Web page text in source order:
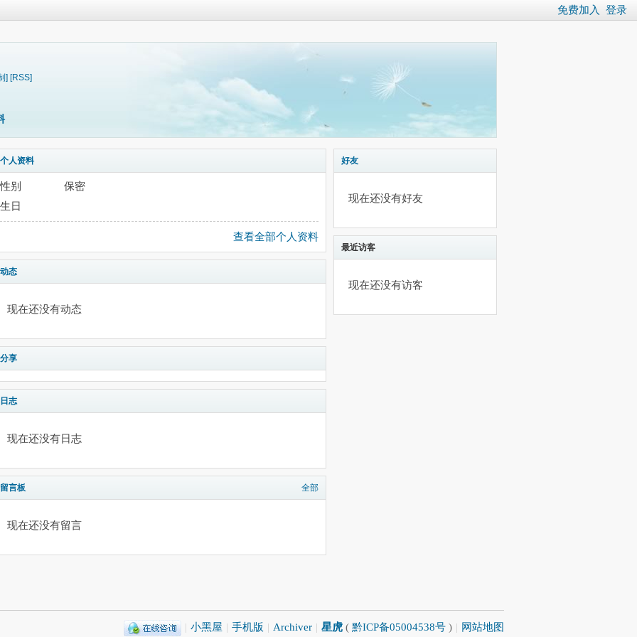
免费加入 登录
] [RSS]
个人资料
性别
保密
生日
查看全部个人资料
动态
现在还没有动态
分享
日志
现在还没有日志
留言板 全部
现在还没有留言
好友
现在还没有好友
最近访客
现在还没有访客
| 小黑屋 | 手机版 | Archiver | 星虎 ( 黔ICP备05004538号 ) | 网站地图